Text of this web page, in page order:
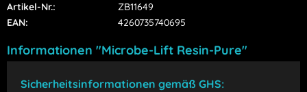
Artikel-Nr.:
ZB11649
EAN:
4260735740695
Informationen "Microbe-Lift Resin-Pure"
Sicherheitsinformationen gemäß GHS: